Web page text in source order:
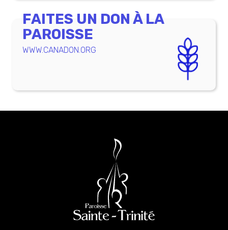
FAITES UN DON À LA
PAROISSE
WWW.CANADON.ORG